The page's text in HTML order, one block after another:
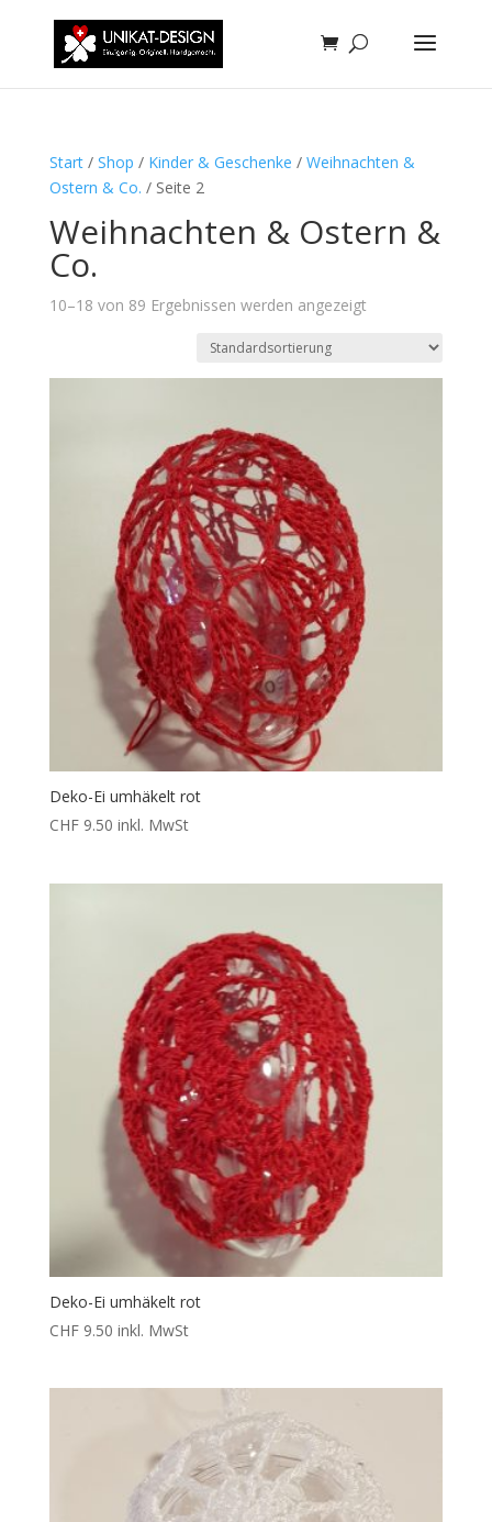
Start/ Shop / Kinder & Geschenke / Weihnachten &
Ostern & Co. / Seite 2
Weihnachten & Ostern &
Co.
10–18 von 89 Ergebnissen werden angezeigt
Deko-Ei umhäkelt rot
CHF9.50 inkl. MwSt
Deko-Ei umhäkelt rot
CHF9.50 inkl. MwSt